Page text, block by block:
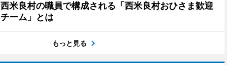
西米良村の職員で構成される「西米良村おひさま歓迎
チーム」とは
もっと見る